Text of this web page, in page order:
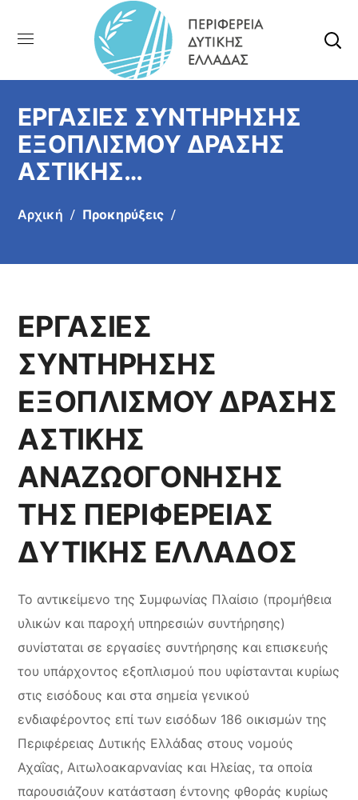
ΕΡΓΑΣΙΕΣ ΣΥΝΤΗΡΗΣΗΣ
ΕΞΟΠΛΙΣΜΟΥ ΔΡΑΣΗΣ
ΑΣΤΙΚΗΣ
ΠΕΡΙΦΕΡΕΙΑΣ ΔΥΤΙΚΗΣ
Αρχική Προκηρύξεις
ΕΡΓΑΣΙΕΣ
ΣΥΝΤΗΡΗΣΗΣ
ΕΞΟΠΛΙΣΜΟΥ ΔΡΑΣΗΣ
ΑΣΤΙΚΗΣ
ΑΝΑΖΩΟΓΟΝΗΣΗΣ
ΤΗΣ ΠΕΡΙΦΕΡΕΙΑΣ
ΔΥΤΙΚΗΣ ΕΛΛΑΔΟΣ
Το αντικείμενο της Συμφωνίας Πλαίσιο (προμήθεια
υλικών και παροχή υπηρεσιών συντήρησης)
συνίσταται σε εργασίες συντήρησης και επισκευής
του υπάρχοντος εξοπλισμού που υφίστανται κυρίως
στις εισόδους και στα σημεία γενικού
ενδιαφέροντος επί των εισόδων 186 οικισμών της
Περιφέρειας Δυτικής Ελλάδας στους νομούς
Αχαΐας, Αιτωλοακαρνανίας και Ηλείας, τα οποία
παρουσιάζουν κατάσταση έντονης φθοράς κυρίως